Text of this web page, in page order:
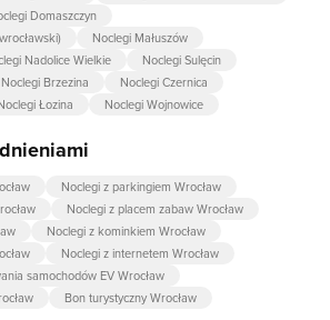
Domaszczyn
Noclegi Małuszów
Nadolice Wielkie
Noclegi Sulęcin
Noclegi Brzezina
Noclegi Czernica
Łozina Noclegi Wojnowice
Noclegi z parkingiem Wrocław
Noclegi z placem zabaw Wrocław
Noclegi z kominkiem Wrocław
Noclegi z internetem Wrocław
samochodów EV Wrocław
Bon turystyczny Wrocław